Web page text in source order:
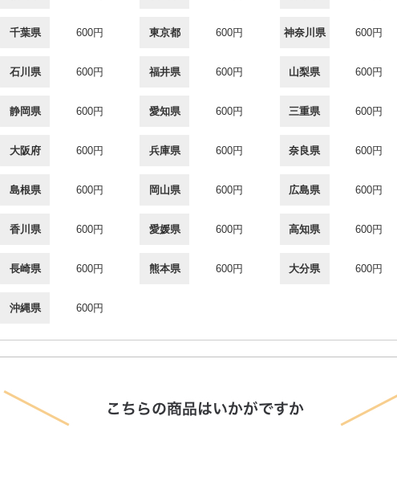
千葉県 600円 東京都 600円 神奈川県 600円
石川県 600円 福井県 600円 山梨県 600円
静岡県 600円 愛知県 600円 三重県 600円
大阪府 600円 兵庫県 600円 奈良県 600円
島根県 600円 岡山県 600円 広島県 600円
香川県 600円 愛媛県 600円 高知県 600円
長崎県 600円 熊本県 600円 大分県 600円
沖縄県 600円